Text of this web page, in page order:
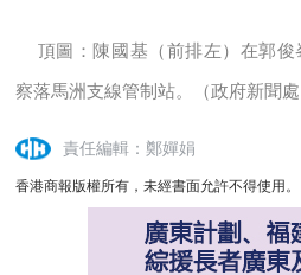
頂圖： 陳國基（前排左）在郭
察落馬洲支線管制站。（政府新聞處
責任編輯：鄭嬋娟
香港商報版權所有，未經書面允許不得使用。